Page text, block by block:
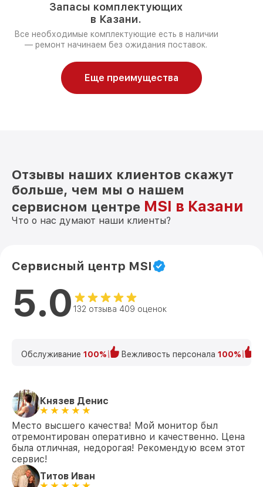
Запасы комплектующих
в Казани.
Все необходимые комплектующие есть в наличии
— ремонт начинаем без ожидания поставок.
Еще преимущества
Отзывы наших клиентов скажут
больше, чем мы о нашем
сервисном центре MSI в Казани
Что о нас думают наши клиенты?
Сервисный центр MSI
5.0 132 отзыва 409 оценок
Обслуживание 100% Вежливость персонала 100%
Князев Денис
Место высшего качества! Мой монитор был
отремонтирован оперативно и качественно. Цена
была отличная, недорогая! Рекомендую всем этот
сервис!
Титов Иван